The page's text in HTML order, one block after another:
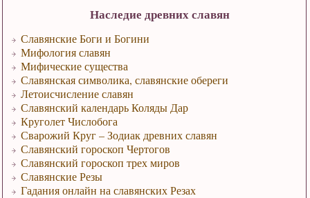
Наследие древних славян
Славянские Боги и Богини
Мифология славян
Мифические существа
Славянская символика, славянские обереги
Летоисчисление славян
Славянский календарь Коляды Дар
Круголет Числобога
Сварожий Круг – Зодиак древних славян
Славянский гороскоп Чертогов
Славянский гороскоп трех миров
Славянские Резы
Гадания онлайн на славянских Резах